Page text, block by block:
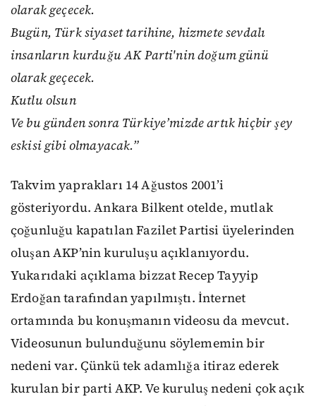
olarak geçecek.
Bugün, Türk siyaset tarihine, hizmete sevdalı
insanların kurduğu AK Parti'nin doğum günü
olarak geçecek.
Kutlu olsun
Ve bu günden sonra Türkiye’mizde artık hiçbir şey
eskisi gibi olmayacak.”
Takvim yaprakları 14 Ağustos 2001’i
gösteriyordu. Ankara Bilkent otelde, mutlak
çoğunluğu kapatılan Fazilet Partisi üyelerinden
oluşan AKP’nin kuruluşu açıklanıyordu.
Yukarıdaki açıklama bizzat Recep Tayyip
Erdoğan tarafından yapılmıştı. İnternet
ortamında bu konuşmanın videosu da mevcut.
Videosunun bulunduğunu söylememin bir
nedeni var. Çünkü tek adamlığa itiraz ederek
kurulan bir parti AKP. Ve kuruluş nedeni çok açık